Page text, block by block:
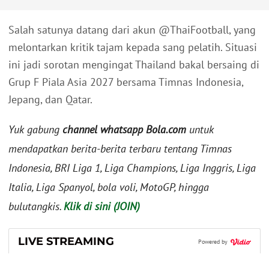
Salah satunya datang dari akun @ThaiFootball, yang
melontarkan kritik tajam kepada sang pelatih. Situasi
ini jadi sorotan mengingat Thailand bakal bersaing di
Grup F Piala Asia 2027 bersama Timnas Indonesia,
Jepang, dan Qatar.
Yuk gabung channel whatsapp Bola.com untuk
mendapatkan berita-berita terbaru tentang Timnas
Indonesia, BRI Liga 1, Liga Champions, Liga Inggris, Liga
Italia, Liga Spanyol, bola voli, MotoGP, hingga
bulutangkis.Klik di sini (JOIN)
LIVE STREAMING Powered by